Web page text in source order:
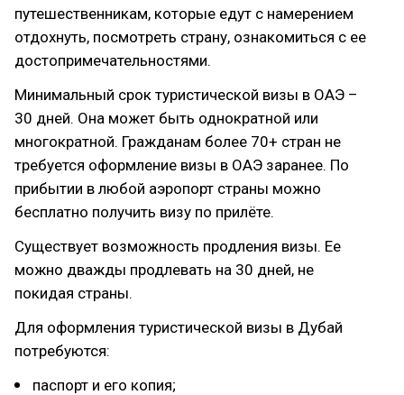
путешественникам, которые едут с намерением
отдохнуть, посмотреть страну, ознакомиться с ее
достопримечательностями.
Минимальный срок туристической визы в ОАЭ –
30 дней. Она может быть однократной или
многократной. Гражданам более 70+ стран не
требуется оформление визы в ОАЭ заранее. По
прибытии в любой аэропорт страны можно
бесплатно получить визу по прилёте.
Существует возможность продления визы. Ее
можно дважды продлевать на 30 дней, не
покидая страны.
Для оформления туристической визы в Дубай
потребуются:
паспорт и его копия;